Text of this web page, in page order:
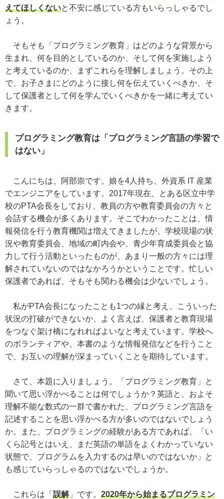
えてほしくないと不安に感じている方もいらっしゃるでし
ょう。
そもそも「プログラミング教育」はどのような背景から
生まれ、何を目的としているのか、そして何を実施しよう
と考えているのか、まずこれらを理解しましょう。その上
で、お子さまにどのように接し何を伝えていくべきか、そ
して保護者として何を学んでいくべきかを一緒に考えてい
きます。
プログラミング教育は「プログラミング言語の学習で
はない」
こんにちは、阿部崇です。娘を4人持ち、外資系 IT 産業
でエンジニアをしています。2017年現在、とある区立中学
校のPTA会長をしており、教員の方や教育委員会の方々と
会話する機会が多くあります。そこでわかったことは、情
報発信を行う教育機関は増えてきましたが、学校現場の状
況や教育委員会、地域の町内会や、青少年育成委員会と協
力して行う活動といったものが、あまり一般の方々には理
解されていないのではなかろうかということです。忙しい
保護者であれば、そもそも関わる機会は少ないでしょう。
私がPTA会長になったことも1つの縁と考え、こういった
状況の打破ができないか、よく言えば、保護者と教育現場
をつなぐ架け橋になれればよいなと考えています。学校へ
のボランティアや、本書のような情報発信などを行うこと
で、お互いの理解が深まっていくことを期待しています。
さて、本題に入りましょう。「プログラミング教育」と
聞いて思い浮かべることは何でしょうか？英語と、およそ
理解不能な数式の一群で書かれた、プログラミング言語を
記述することを思い浮かべる方が多いのではないでしょう
か。また、プログラミングの経験がある方であれば、「い
くら記号とはいえ、まだ英語の単語をよくわかっていない
状態で、プログラムを入力するのは早いのではないか」と
も感じていらっしゃるのではないでしょうか。
これらは「 誤解」です。 2020年から始まるプログラミン